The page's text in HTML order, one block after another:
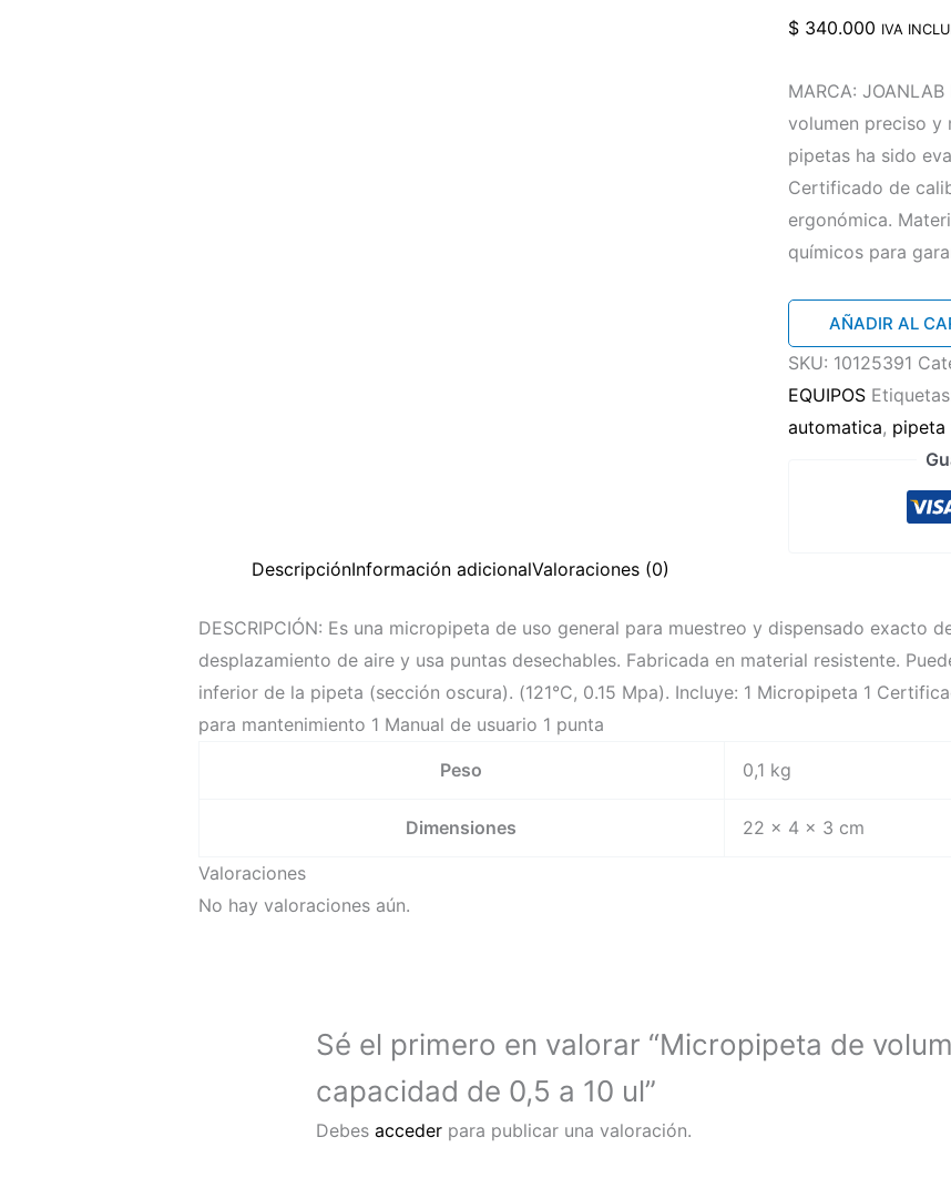
$ 340.000 IVA
MARCA:
volumen preciso y
pipetas ha sido
Certificado de
ergonómica.
químicos para
Micropipeta
de
cantidad
AÑADIR AL
SKU: 10125391
EQUIPOS
automatica, pipeta
DescripciónInformación adicionalValoraciones (0)
DESCRIPCIÓN: Es una micropipeta de uso general para muestreo y dispensado exacto
desplazamiento de aire y usa puntas desechables. Fabricada en material resistente.
inferior de la pipeta (sección oscura). (121°C, 0.15 Mpa). Incluye: 1 Micropipeta 1
para mantenimiento 1 Manual de usuario 1 punta
Peso 0,1 kg
Dimensiones 22 × 4 × 3 cm
Valoraciones
No hay valoraciones aún.
Sé el primero en valorar “Micropipeta de
capacidad de 0,5 a 10 ul”
Debesacceder para publicar una valoración.